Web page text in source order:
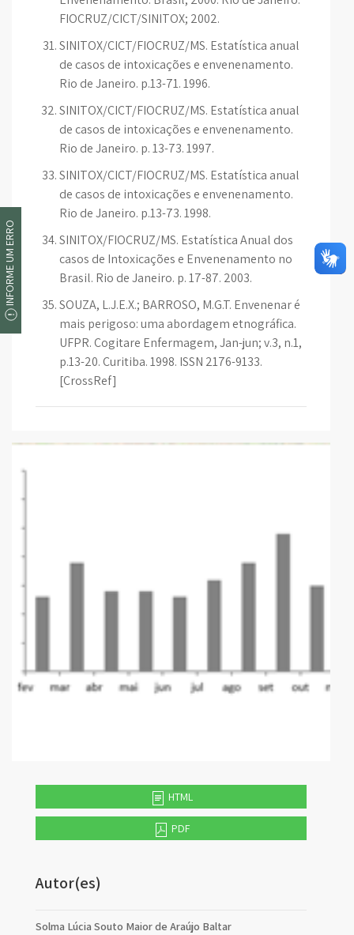
FIOCRUZ/CICT/SINITOX; 2002.
SINITOX/CICT/FIOCRUZ/MS. Estatística anual
de casos de intoxicações e envenenamento.
Rio de Janeiro. p.13-71. 1996.
SINITOX/CICT/FIOCRUZ/MS. Estatística anual
de casos de intoxicações e envenenamento.
Rio de Janeiro. p. 13-73. 1997.
SINITOX/CICT/FIOCRUZ/MS. Estatística anual
de casos de intoxicações e envenenamento.
Rio de Janeiro. p.13-73. 1998.
SINITOX/FIOCRUZ/MS. Estatística Anual dos
casos de Intoxicações e Envenenamento no
Brasil. Rio de Janeiro. p. 17-87. 2003.
SOUZA, L.J.E.X.; BARROSO, M.G.T. Envenenar é
mais perigoso: uma abordagem etnográfica.
UFPR. Cogitare Enfermagem, Jan-jun; v.3, n.1,
p.13-20. Curitiba. 1998. ISSN 2176-9133.
[CrossRef]
HTML
PDF
Autor(es)
Solma Lúcia Souto Maior de Araújo Baltar
INFORME UM ERRO